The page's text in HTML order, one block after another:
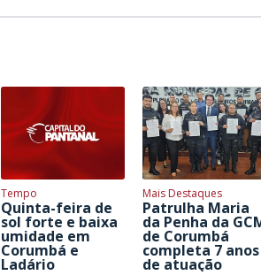
Tempo
Quinta-feira de
sol forte e baixa
umidade em
Corumbá e
Ladário
Mais Destaques
Patrulha Maria
da Penha da
de Corumbá
completa 7 anos
de atuação